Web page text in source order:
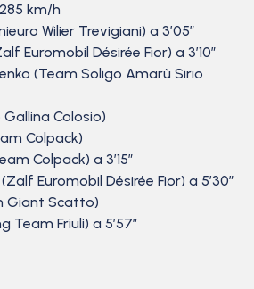
km/h
Wilier Trevigiani) a 3’05”
Euromobil Désirée Fior) a 3’10”
(Team Soligo Amarù Sirio
Gallina Colosio)
Colpack)
Colpack) a 3’15”
Euromobil Désirée Fior) a 5’30”
Giant Scatto)
Team Friuli) a 5’57”